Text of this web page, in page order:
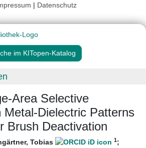
| Datenschutz
im KITopen-Katalog
Area Selective
Metal-Dielectric Patterns
Brush Deactivation
Tobias 1;